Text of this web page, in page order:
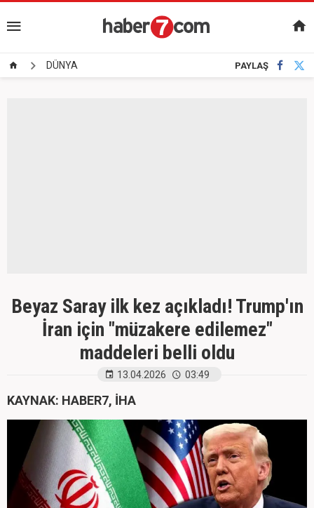
DÜNYA PAYLAŞ
Beyaz Saray ilk kez açıkladı! Trump'ın
İran için "müzakere edilemez"
maddeleri belli oldu
13.04.2026 03:49
KAYNAK: HABER7, İHA